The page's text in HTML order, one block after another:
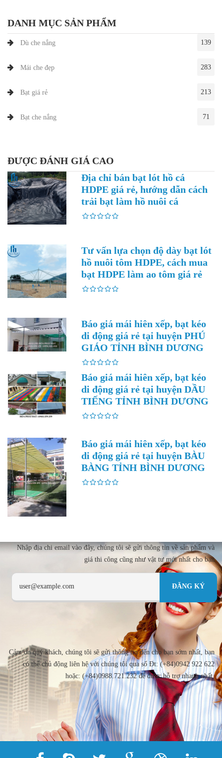
DANH MỤC SẢN PHẨM
Dù che nắng 139
Mái che đẹp 283
Bạt giá rẻ 213
Bạt che nắng 71
ĐƯỢC ĐÁNH GIÁ CAO
Địa chỉ bán bạt lót hồ cá
HDPE giá rẻ, hướng dẫn cách
trải bạt làm hồ nuôi cá
Tư vấn lựa chọn độ dày bạt lót
hồ nuôi tôm HDPE, cách mua
bạt HDPE làm ao tôm giá rẻ
Báo giá mái hiên xếp, bạt kéo
di động giá rẻ tại huyện PHÚ
GIÁO TỈNH BÌNH DƯƠNG
Báo giá mái hiên xếp, bạt kéo
di động giá rẻ tại huyện DẦU
TIẾNG TỈNH BÌNH DƯƠNG
Báo giá mái hiên xếp, bạt kéo
di động giá rẻ tại huyện BÀU
BÀNG TỈNH BÌNH DƯƠNG
Nhập địa chi email vào đây, chúng tôi sẽ gửi thông tin về sản phẩm và
giá thi công cũng như vật tư mới nhất cho bạn
Cảm ơn quý khách, chúng tôi sẽ gửi thông tin đến cho bạn sớm nhất, bạn
có thể chủ động liên hệ với chúng tôi qua số Đt: (+84)0942 922 622
hoặc: (+84)0988.721.232 để được hỗ trợ nhanh nhất.